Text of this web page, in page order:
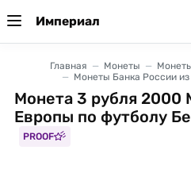
Империал
Главная Монеты
Монеты Банка России
Монета 3 рубля
Европы по футболу
PROOF